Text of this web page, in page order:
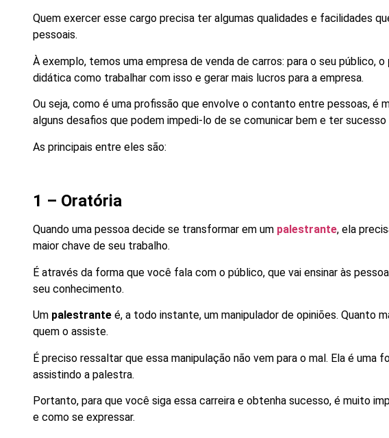
Quem exercer esse cargo precisa ter algumas qualidades e facilidades
pessoais.
À exemplo, temos uma empresa de venda de carros: para o seu público, o
didática como trabalhar com isso e gerar mais lucros para a empresa.
Ou seja, como é uma profissão que envolve o contanto entre pessoas, é
alguns desafios que podem impedi-lo de se comunicar bem e ter
As principais entre eles são:
1 – Oratória
Quando uma pessoa decide se transformar em um palestrante, ela
maior chave de seu trabalho.
É através da forma que você fala com o público, que vai ensinar às
seu conhecimento.
Um palestrante é, a todo instante, um manipulador de opiniões. Quanto
quem o assiste.
É preciso ressaltar que essa manipulação não vem para o mal. Ela é uma
assistindo a palestra.
Portanto, para que você siga essa carreira e obtenha sucesso, é muito
e como se expressar.